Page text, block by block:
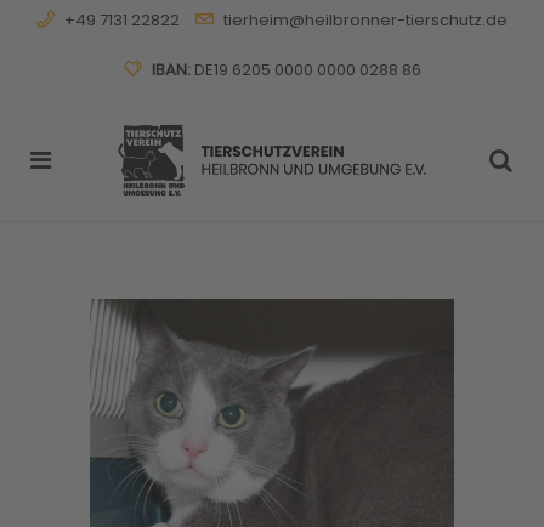
+49 7131 22822 tierheim@heilbronner-tierschutz.de
IBAN:DE19 6205 0000 0000 0288 86